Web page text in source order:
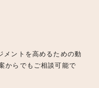
メントを高めるための動
からでもご相談可能で